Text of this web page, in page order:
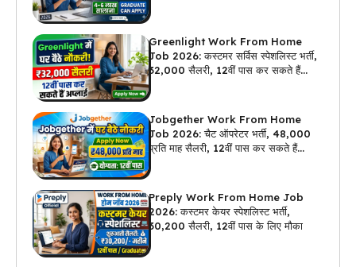
Greenlight Work From Home
Job 2026: कस्टमर सर्विस स्पेशलिस्ट भर्ती,
₹32,000 सैलरी, 12वीं पास कर सकते हैं
Jobgether Work From Home
Job 2026: चैट ऑपरेटर भर्ती, ₹48,000
प्रति माह सैलरी, 12वीं पास कर सकते हैं
Preply Work From Home Job
2026: कस्टमर केयर स्पेशलिस्ट भर्ती,
₹30,200 सैलरी, 12वीं पास के लिए मौका